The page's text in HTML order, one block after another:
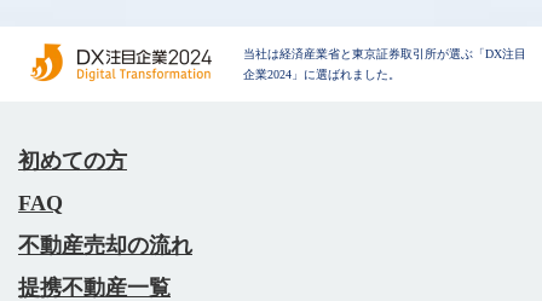
当社は経済産業省と東京証券取引所が選ぶ「DX注目
企業2024」に選ばれました。
初めての方
FAQ
不動産売却の流れ
提携不動産一覧